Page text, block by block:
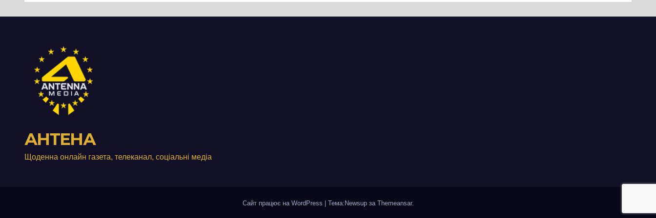
АНТЕНА
Щоденна онлайн газета, телеканал, соціальні медіа
Сайт працює на WordPress Тема:Newsup за Themeansar.